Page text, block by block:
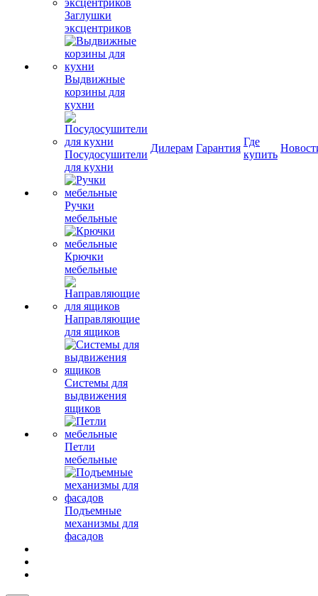
Заглушки
эксцентриков
Выдвижные
корзины для
кухни
Посудосушители
для кухни
Ручки
мебельные
Крючки
мебельные
Направляющие
для ящиков
Системы для
выдвижения
ящиков
Петли
мебельные
Подъемные
механизмы для
фасадов
Дилерам Гарантия
Где
купить